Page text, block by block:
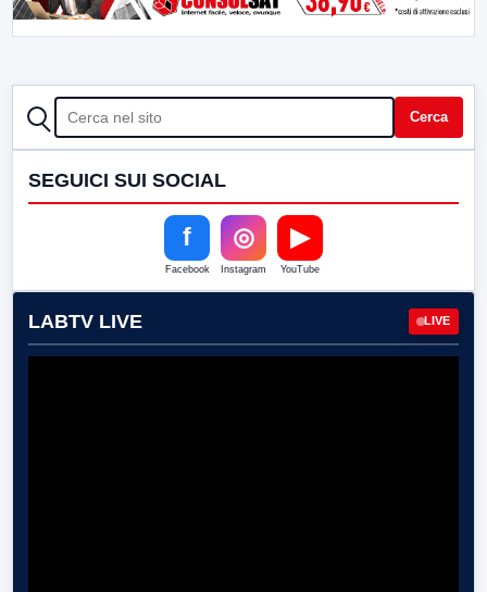
CERCA Cerca
SEGUICI SUI SOCIAL
f
Facebook
◎
Instagram
▶
YouTube
LABTV LIVE LIVE